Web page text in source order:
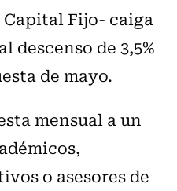
Fijo- caiga
descenso de 3,5%
de mayo.
mensual a un
o asesores de